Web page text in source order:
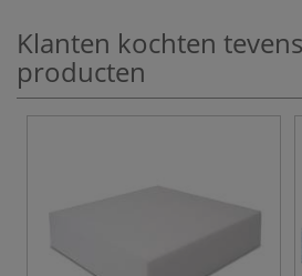
Klanten kochten
producten